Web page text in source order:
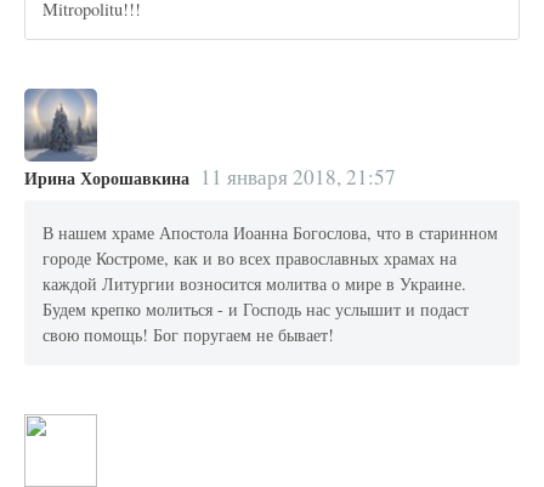
Mitropolitu!!!
Ирина Хорошавкина 11 января 2018, 21:57
В нашем храме Апостола Иоанна Богослова, что в старинном
городе Костроме, как и во всех православных храмах на
каждой Литургии возносится молитва о мире в Украине.
Будем крепко молиться - и Господь нас услышит и подаст
свою помощь! Бог поругаем не бывает!